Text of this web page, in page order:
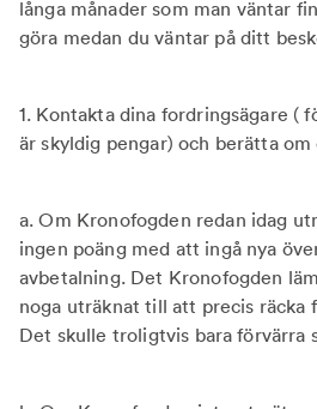
långa månader som man väntar
göra medan du väntar på ditt
1. Kontakta dina fordringsägare (
är skyldig pengar) och berätta
a. Om Kronofogden redan idag
ingen poäng med att ingå nya
avbetalning. Det Kronofogden
noga uträknat till att precis räcka
Det skulle troligtvis bara förvärra